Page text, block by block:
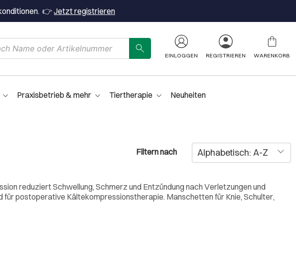
👉Jetzt registrieren
EINLOGGEN REGISTRIEREN WARENKORB
Praxisbetrieb & mehr Tiertherapie Neuheiten
Filtern nach
reduziert Schwellung, Schmerz und Entzündung nach Verletzungen und
postoperative Kältekompressionstherapie. Manschetten für Knie, Schulter,